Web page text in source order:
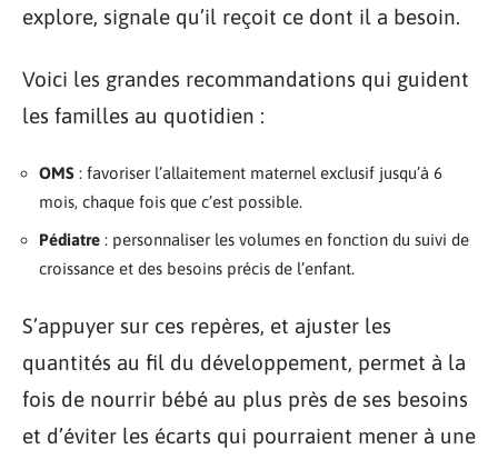
explore, signale qu’il reçoit ce dont il a besoin.
Voici les grandes recommandations qui guident
les familles au quotidien :
OMS : favoriser l’allaitement maternel exclusif jusqu’à 6
mois, chaque fois que c’est possible.
Pédiatre : personnaliser les volumes en fonction du suivi de
croissance et des besoins précis de l’enfant.
S’appuyer sur ces repères, et ajuster les
quantités au fil du développement, permet à la
fois de nourrir bébé au plus près de ses besoins
et d’éviter les écarts qui pourraient mener à une